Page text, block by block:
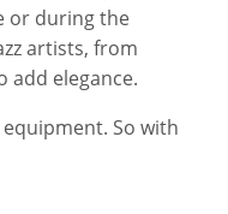
ab500 €
Il Divo, and
of the